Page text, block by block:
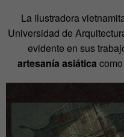
La ilustradora
Universidad de
evidente en sus
artesanía asiática